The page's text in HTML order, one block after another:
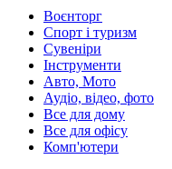
Воєнторг
Спорт і туризм
Сувеніри
Інструменти
Авто, Мото
Аудіо, відео, фото
Все для дому
Все для офісу
Комп'ютери